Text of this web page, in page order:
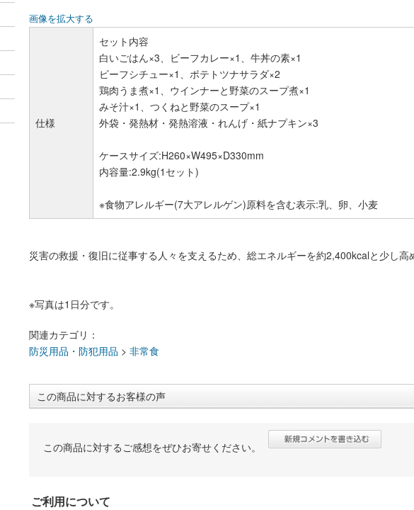
画像を拡大する
仕様
セット内容
白いごはん×3、ビーフカレー×1、牛丼の素×1
ビーフシチュー×1、ポテトツナサラダ×2
鶏肉うま煮×1、ウインナーと野菜のスープ煮×1
みそ汁×1、つくねと野菜のスープ×1
外袋・発熱材・発熱溶液・れんげ・紙ナプキン×3
ケースサイズ:H260×W495×D330mm
内容量:2.9kg(1セット)
※食物アレルギー(7大アレルゲン)原料を含む表示:乳、卵、小麦
災害の救援・復旧に従事する人々を支えるため、総エネルギーを約2,400kcalと少し高
※写真は1日分です。
関連カテゴリ：
防災用品・防犯用品 > 非常食
この商品に対するお客様の声
この商品に対するご感想をぜひお寄せください。
ご利用について